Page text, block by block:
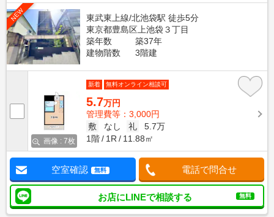
NEW
東武東上線/北池袋駅 徒歩5分
東京都豊島区上池袋３丁目
築年数
築37年
建物階数
3階建
画像 : 7枚
新着 無料オンライン相談可
5.7万円
管理費等：3,000円
敷
なし 礼
5.7万
1階
1R 11.88㎡
空室確認 無料 電話で問合せ
お店にLINEで相談する 無料